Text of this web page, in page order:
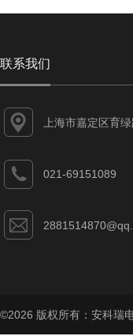
联系我们
上海市嘉定区育
021-69151089
©2026 版权所有：安科瑞